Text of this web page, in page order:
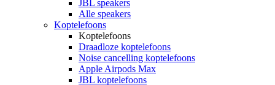
JBL speakers
Alle speakers
Koptelefoons
Koptelefoons
Draadloze koptelefoons
Noise cancelling koptelefoons
Apple Airpods Max
JBL koptelefoons